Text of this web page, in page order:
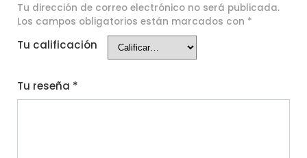
Tu dirección de correo electrónico no será publicada.
Los campos obligatorios están marcados con *
Tu calificación
Tu reseña *